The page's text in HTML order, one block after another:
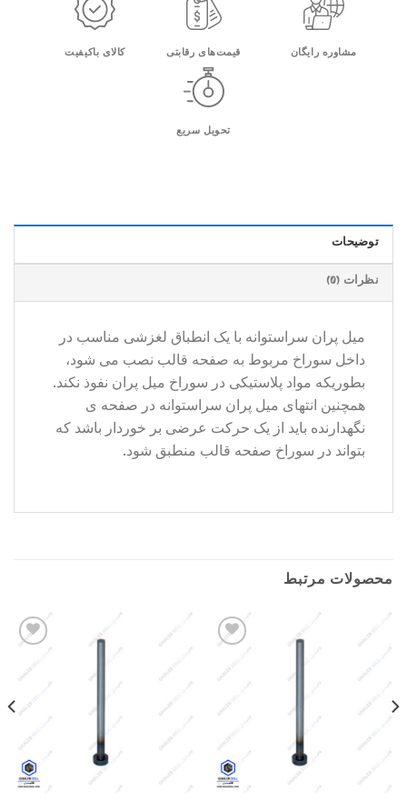
مشاوره رایگان قیمت‌های رقابتی کالای باکیفیت
تحویل سریع
توضیحات
نظرات (0)
میل پران سراستوانه با یک انطباق لغزشی مناسب در
داخل سوراخ مربوط به صفحه قالب نصب می شود،
بطوریکه مواد پلاستیکی در سوراخ میل پران نفوذ نکند.
همچنین انتهای میل پران سراستوانه در صفحه ی
نگهدارنده باید از یک حرکت عرضی بر خوردار باشد که
بتواند در سوراخ صفحه قالب منطبق شود.
محصولات مرتبط
wishlist
wishlist